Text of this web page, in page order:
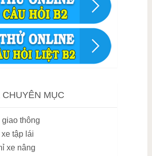
MỤC
giao thông
tập lái
xe nâng